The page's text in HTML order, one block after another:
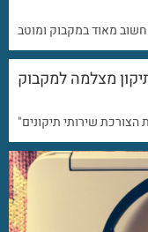
מצלמה למקבוק